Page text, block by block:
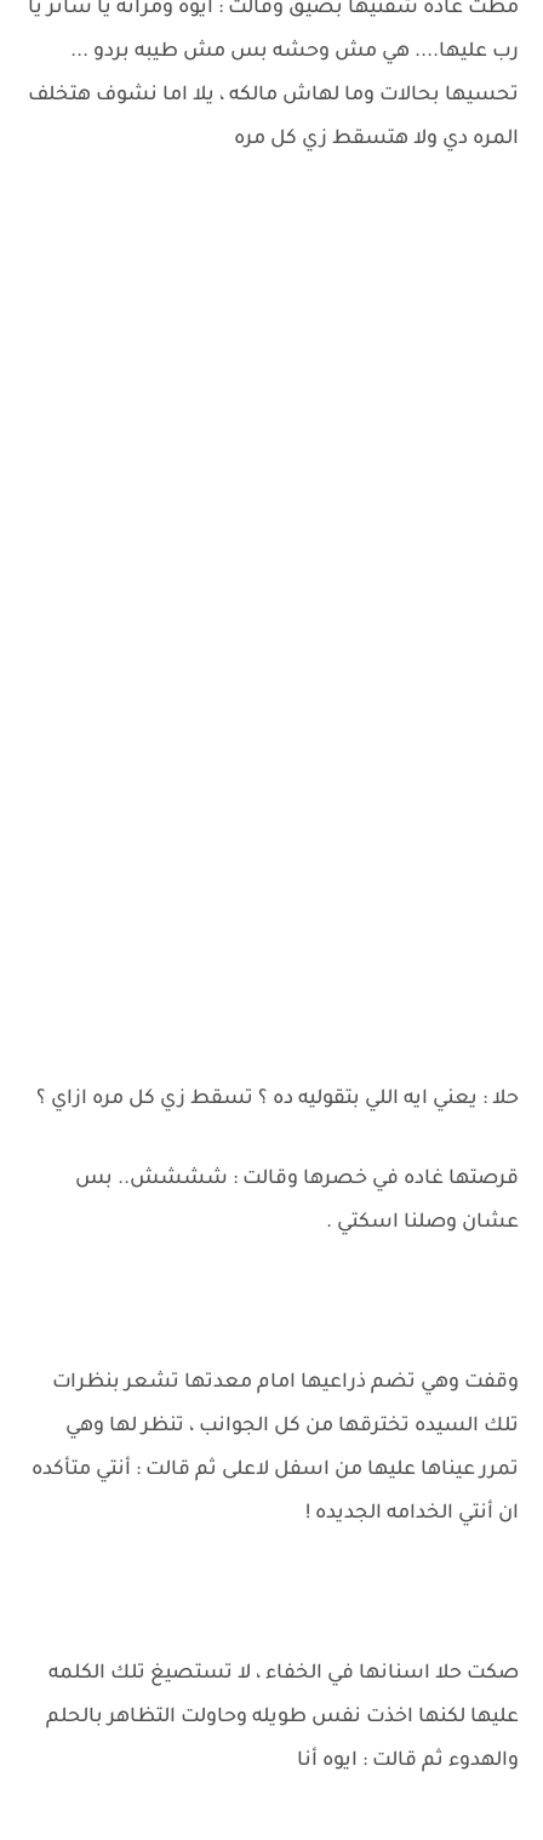
مطت غادة شفتيها بضيق وقالت : ايوه ومراته يا ساتر يا
رب عليها.... هي مش وحشه بس مش طيبه بردو ...
تحسيها بحالات وما لهاش مالكه ، يلا اما نشوف هتخلف
المره دي ولا هتسقط زي كل مره
حلا : يعني ايه اللي بتقوليه ده ؟ تسقط زي كل مره ازاي ؟
قرصتها غاده في خصرها وقالت : شششش.. بس
عشان وصلنا اسكتي .
وقفت وهي تضم ذراعيها امام معدتها تشعر بنظرات
تلك السيده تخترقها من كل الجوانب ، تنظر لها وهي
تمرر عيناها عليها من اسفل لاعلى ثم قالت : أنتي متأكده
ان أنتي الخدامه الجديده !
صكت حلا اسنانها في الخفاء ، لا تستصيغ تلك الكلمه
عليها لكنها اخذت نفس طويله وحاولت التظاهر بالحلم
والهدوء ثم قالت : ايوه أنا